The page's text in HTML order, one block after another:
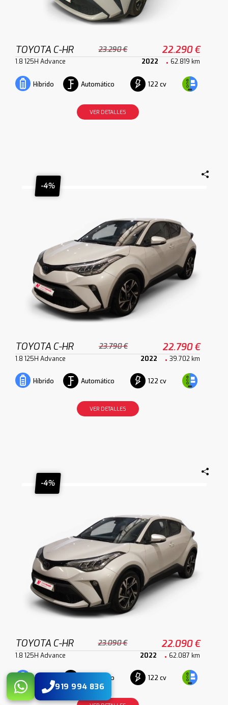
TOYOTA C-HR 23.290 € 22.290 €
1.8 125H Advance 2022 62.819 km
Híbrido Automático 122 cv
VER DETALLES
-4%
TOYOTA C-HR 23.790 € 22.790 €
1.8 125H Advance 2022 39.702 km
Híbrido Automático 122 cv
VER DETALLES
-4%
TOYOTA C-HR 23.090 € 22.090 €
1.8 125H Advance 2022 62.087 km
Híbrido Automático 122 cv
919 994 836